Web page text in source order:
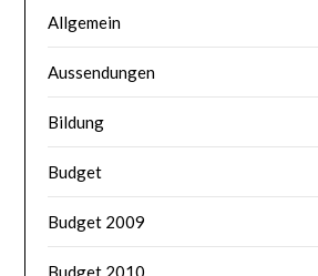
Allgemein
Aussendungen
Bildung
Budget
Budget 2009
Budget 2010